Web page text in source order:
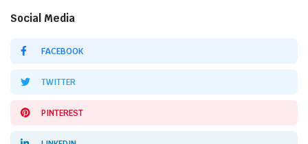
Social Media
FACEBOOK
TWITTER
PINTEREST